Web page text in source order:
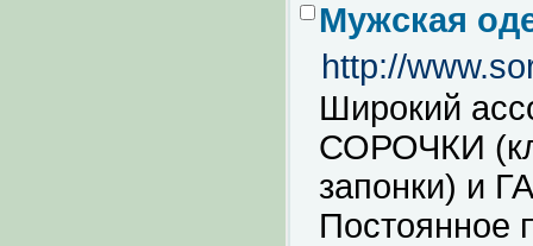
Мужская
http://
Широкий
СОРОЧКИ
запонки) и
Постоянное